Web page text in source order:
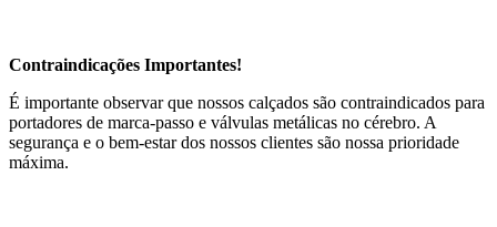
Contraindicações Importantes!
É importante observar que nossos calçados são contraindicados para
portadores de marca-passo e válvulas metálicas no cérebro. A
segurança e o bem-estar dos nossos clientes são nossa prioridade
máxima.